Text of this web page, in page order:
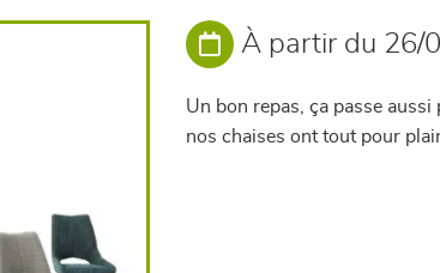
À partir du 26/
Un bon repas, ça passe
nos chaises ont tout pour